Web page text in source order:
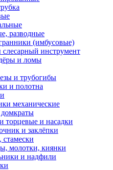
разводные
(имбусовые)
инструмент
и ломы
и трубогибы
и полотна
механические
торцевые и насадки
и заклёпки
стамески
молотки, киянки
и надфили